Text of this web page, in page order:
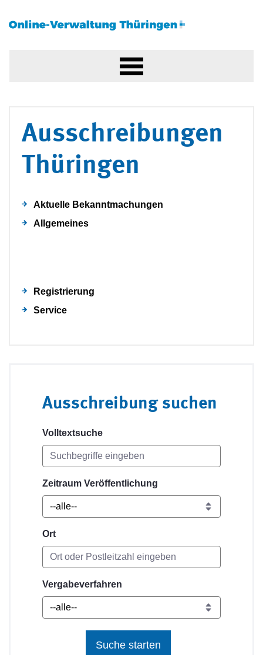
Ausschreibungen
Thüringen
Aktuelle Bekanntmachungen
Allgemeines
Registrierung
Service
Ausschreibung suchen
Volltextsuche
Zeitraum Veröffentlichung
Ort
Vergabeverfahren
Suche starten